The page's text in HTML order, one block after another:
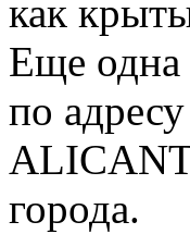
как
Еще одна
по
города.